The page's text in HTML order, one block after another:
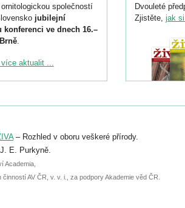
společností
jubilejní
ve dnech 16.–
.
ke konferenci
do 6. září.
přednášky nebo
června.
aktualit ...
Dvouleté
Zjistěte, jak
– Rozhled v oboru veškeré přírody.
E. Purkyně.
Academia,
AV ČR, v. v. i., za podpory Akademie věd ČR.